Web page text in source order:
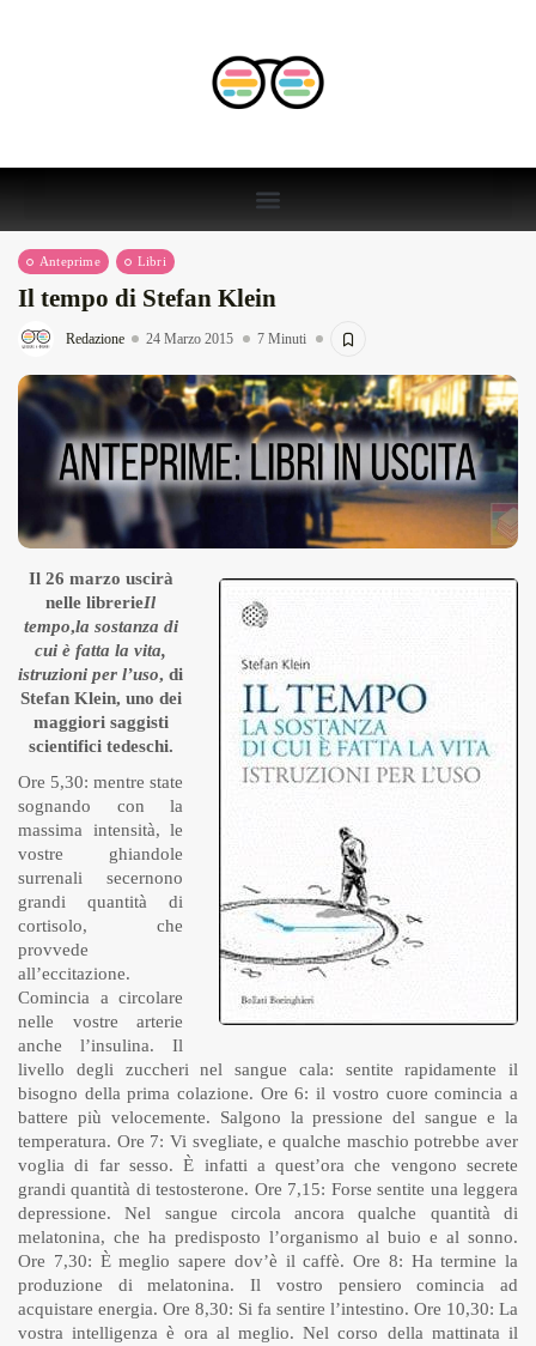
Anteprime Libri
Il tempo di Stefan Klein
Redazione 24 Marzo 2015 7 Minuti
Il 26 marzo uscirà
nelle librerieIl
tempo,la sostanza di
cui è fatta la vita,
istruzioni per l’uso, di
Stefan Klein, uno dei
maggiori saggisti
scientifici tedeschi.
Ore 5,30: mentre state
sognando con la
massima intensità, le
vostre ghiandole
surrenali secernono
grandi quantità di
cortisolo, che
provvede
all’eccitazione.
Comincia a circolare
nelle vostre arterie
anche l’insulina. Il
livello degli zuccheri nel sangue cala: sentite rapidamente il
bisogno della prima colazione. Ore 6: il vostro cuore comincia a
battere più velocemente. Salgono la pressione del sangue e la
temperatura. Ore 7: Vi svegliate, e qualche maschio potrebbe aver
voglia di far sesso. È infatti a quest’ora che vengono secrete
grandi quantità di testosterone. Ore 7,15: Forse sentite una leggera
depressione. Nel sangue circola ancora qualche quantità di
melatonina, che ha predisposto l’organismo al buio e al sonno.
Ore 7,30: È meglio sapere dov’è il caffè. Ore 8: Ha termine la
produzione di melatonina. Il vostro pensiero comincia ad
acquistare energia. Ore 8,30: Si fa sentire l’intestino. Ore 10,30: La
vostra intelligenza è ora al meglio. Nel corso della mattinata il